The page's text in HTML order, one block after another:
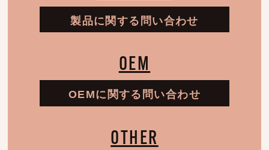
製品に関する問い合わせ
OEM
OEMに関する問い合わせ
OTHER